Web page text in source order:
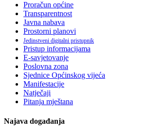
Proračun općine
Transparentnost
Javna nabava
Prostorni planovi
Jedinstveni digitalni pristupnik
Pristup informacijama
E-savjetovanje
Poslovna zona
Sjednice Općinskog vijeća
Manifestacije
Natječaji
Pitanja mještana
Najava događanja